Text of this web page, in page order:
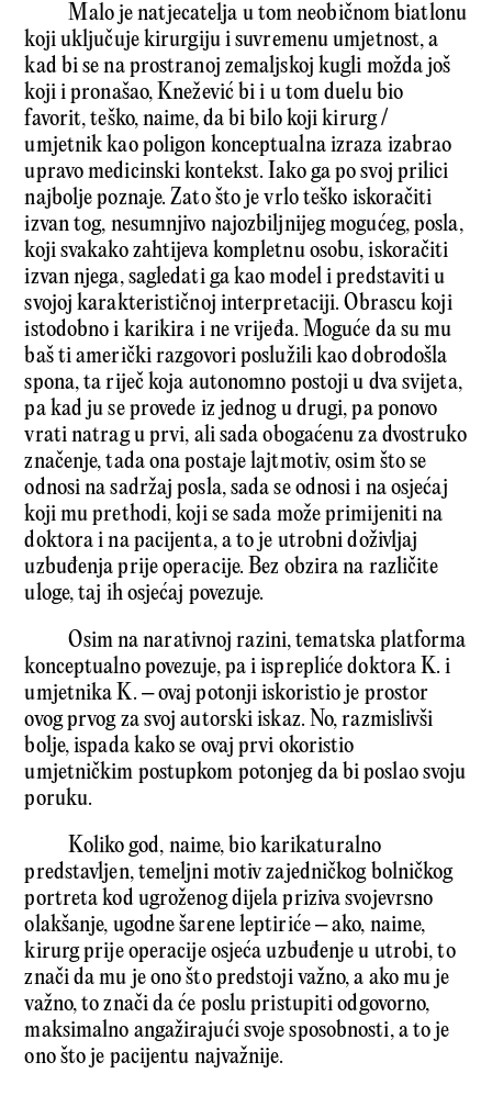
Malo je natjecatelja u tom neobičnom biatlonu
koji uključuje kirurgiju i suvremenu umjetnost, a
kad bi se na prostranoj zemaljskoj kugli možda još
koji i pronašao, Knežević bi i u tom duelu bio
favorit, teško, naime, da bi bilo koji kirurg /
umjetnik kao poligon konceptualna izraza izabrao
upravo medicinski kontekst. Iako ga po svoj prilici
najbolje poznaje. Zato što je vrlo teško iskoračiti
izvan tog, nesumnjivo najozbiljnijeg mogućeg, posla,
koji svakako zahtijeva kompletnu osobu, iskoračiti
izvan njega, sagledati ga kao model i predstaviti u
svojoj karakterističnoj interpretaciji. Obrascu koji
istodobno i karikira i ne vrijeđa. Moguće da su mu
baš ti američki razgovori poslužili kao dobrodošla
spona, ta riječ koja autonomno postoji u dva svijeta,
pa kad ju se provede iz jednog u drugi, pa ponovo
vrati natrag u prvi, ali sada obogaćenu za dvostruko
značenje, tada ona postaje lajtmotiv, osim što se
odnosi na sadržaj posla, sada se odnosi i na osjećaj
koji mu prethodi, koji se sada može primijeniti na
doktora i na pacijenta, a to je utrobni doživljaj
uzbuđenja prije operacije. Bez obzira na različite
uloge, taj ih osjećaj povezuje.
Osim na narativnoj razini, tematska platforma
konceptualno povezuje, pa i isprepliće doktora K. i
umjetnika K. – ovaj potonji iskoristio je prostor
ovog prvog za svoj autorski iskaz. No, razmislivši
bolje, ispada kako se ovaj prvi okoristio
umjetničkim postupkom potonjeg da bi poslao svoju
poruku.
Koliko god, naime, bio karikaturalno
predstavljen, temeljni motiv zajedničkog bolničkog
portreta kod ugroženog dijela priziva svojevrsno
olakšanje, ugodne šarene leptiriće – ako, naime,
kirurg prije operacije osjeća uzbuđenje u utrobi, to
znači da mu je ono što predstoji važno, a ako mu je
važno, to znači da će poslu pristupiti odgovorno,
maksimalno angažirajući svoje sposobnosti, a to je
ono što je pacijentu najvažnije.